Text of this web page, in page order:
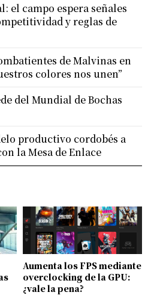
Aumenta los FPS mediante
overclocking de la GPU:
¿vale la pena?
el campo espera señales
y reglas de
de Malvinas en
colores nos unen”
del Mundial de Bochas
productivo cordobés a
la Mesa de Enlace